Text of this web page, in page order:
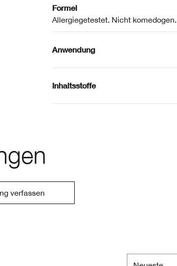
Formel
Allergiegetestet. Nicht komedogen.
Anwendung
Inhaltsstoffe
verfassen